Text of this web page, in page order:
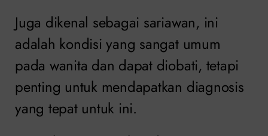
Juga dikenal sebagai sariawan, ini
adalah kondisi yang sangat umum
pada wanita dan dapat diobati, tetapi
penting untuk mendapatkan diagnosis
yang tepat untuk ini.